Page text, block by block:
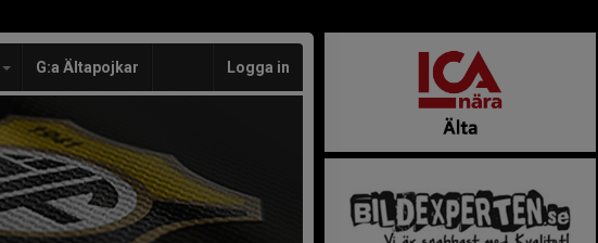
G:a Ältapojkar Logga in